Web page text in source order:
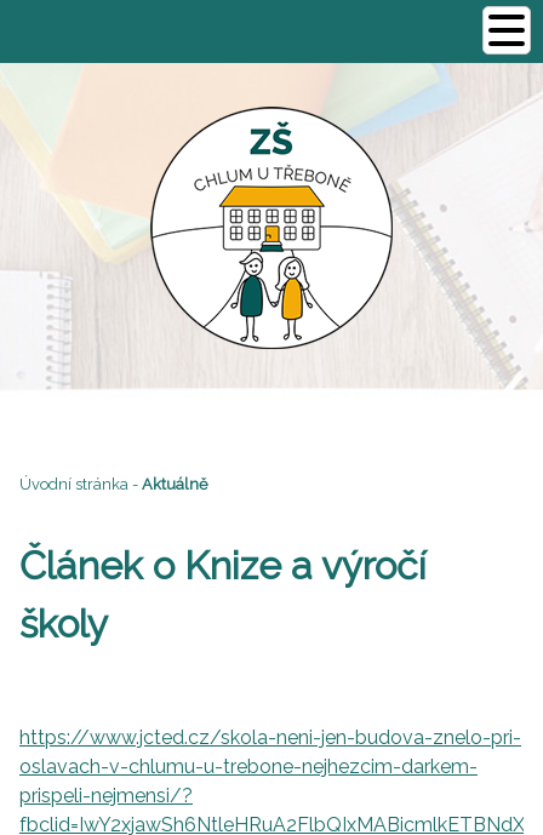
Úvodní stránka - Aktuálně
Článek o Knize a výročí
školy
https://www.jcted.cz/skola-neni-jen-budova-znelo-pri-
oslavach-v-chlumu-u-trebone-nejhezcim-darkem-
prispeli-nejmensi/?